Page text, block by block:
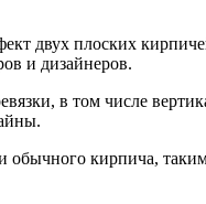
двух плоских
и дизайнеров.
в том числе
кирпича,